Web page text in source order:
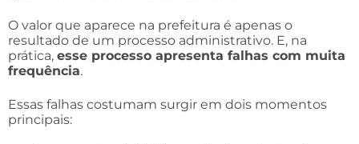
O valor que aparece na prefeitura é apenas o
resultado de um processo administrativo. E, na
prática, esse processo apresenta falhas com muita
frequência.
Essas falhas costumam surgir em dois momentos
principais: